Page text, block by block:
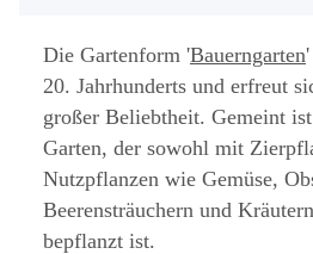
Die Gartenform 'Bauerngarten'
20. Jahrhunderts und erfreut
großer Beliebtheit. Gemeint
Garten, der sowohl mit
Nutzpflanzen wie Gemüse,
Beerensträuchern und
bepflanzt ist.